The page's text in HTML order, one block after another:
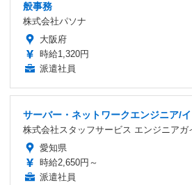
般事務
株式会社パソナ
大阪府
時給1,320円
派遣社員
サーバー・ネットワークエンジニア/
株式会社スタッフサービス エンジニアガ
愛知県
時給2,650円～
派遣社員